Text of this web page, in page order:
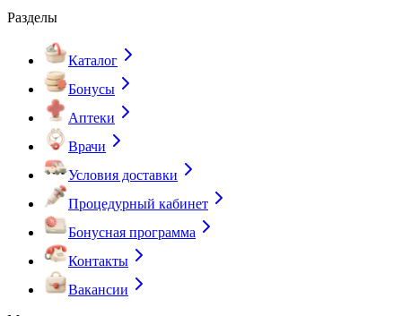
Разделы
Каталог
Бонусы
Аптеки
Врачи
Условия доставки
Процедурный кабинет
Бонусная программа
Контакты
Вакансии